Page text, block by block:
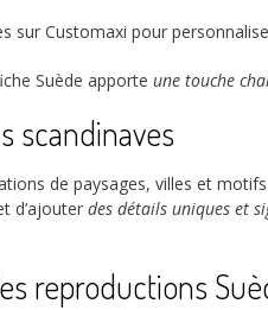
sur Customaxi pour
Suède apporte une touche
scandinaves
de paysages, villes et
d’ajouter des détails uniques et
reproductions